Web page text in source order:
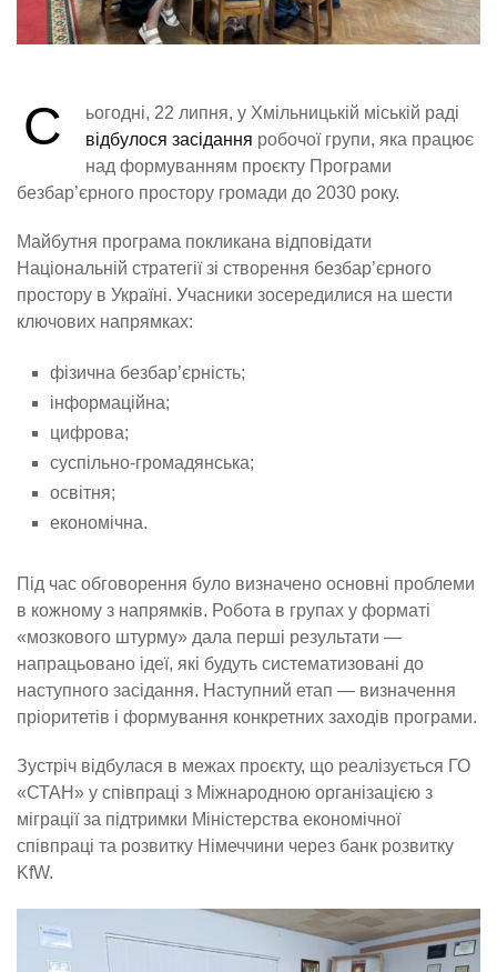
С
ьогодні, 22 липня, у Хмільницькій міській раді
відбулося засідання робочої групи, яка працює
над формуванням проєкту Програми
безбар’єрного простору громади до 2030 року.
Майбутня програма покликана відповідати
Національній стратегії зі створення безбар’єрного
простору в Україні. Учасники зосередилися на шести
ключових напрямках:
фізична безбар’єрність;
інформаційна;
цифрова;
суспільно-громадянська;
освітня;
економічна.
Під час обговорення було визначено основні проблеми
в кожному з напрямків. Робота в групах у форматі
«мозкового штурму» дала перші результати —
напрацьовано ідеї, які будуть систематизовані до
наступного засідання. Наступний етап — визначення
пріоритетів і формування конкретних заходів програми.
Зустріч відбулася в межах проєкту, що реалізується ГО
«СТАН» у співпраці з Міжнародною організацією з
міграції за підтримки Міністерства економічної
співпраці та розвитку Німеччини через банк розвитку
KfW.